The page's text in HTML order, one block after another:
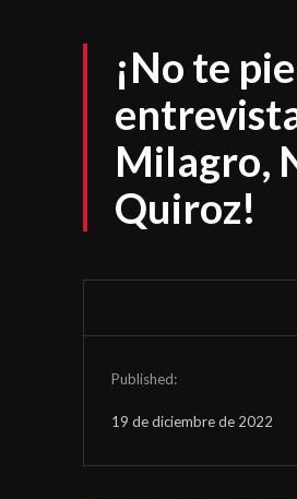
¡No te
Milagro,
Quiroz!
Published:
19 de diciembre de 2022